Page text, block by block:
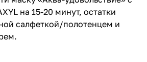
на 15-20 минут, остатки
салфеткой/полотенцем и